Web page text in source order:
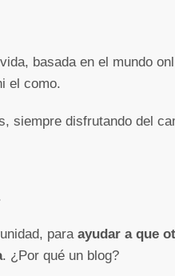
basada en el mundo
el como.
siempre disfrutando del
para ayudar a que
. ¿Por qué un blog?